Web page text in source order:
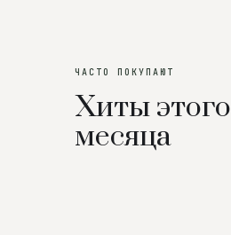
ЧАСТО ПОКУПАЮТ
Хиты этого
месяца